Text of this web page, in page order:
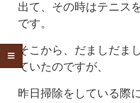
出て、その時はテニス
です。
そこから、だましだま
ていたのですが、
昨日掃除をしている際